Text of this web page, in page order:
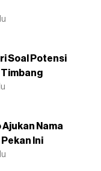
Soal Potensi
Timbang
Nama
Ini